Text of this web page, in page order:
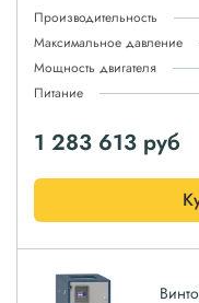
Производительность
Максимальное давление
Мощность двигателя
Питание
1 283 613 руб